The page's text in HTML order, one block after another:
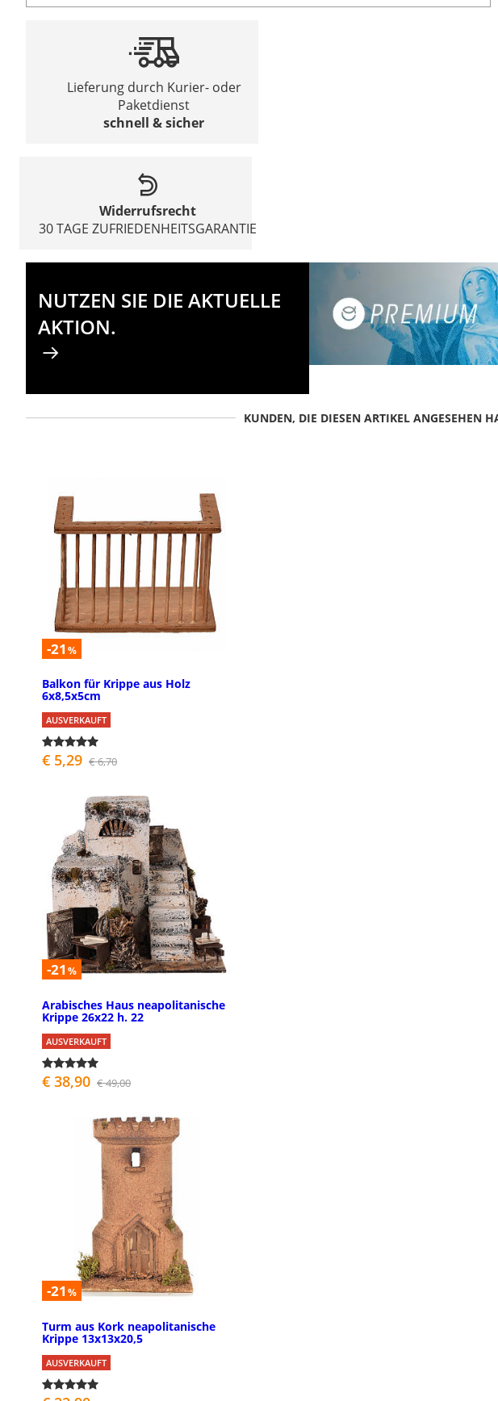
Lieferung durch Kurier- oder
Paketdienst
schnell & sicher
Widerrufsrecht
30 TAGE ZUFRIEDENHEITSGARANTIE
NUTZEN SIE DIE AKTUELLE
AKTION.
KUNDEN, DIE DIESEN ARTIKEL ANGESEHEN
-21 %
Balkon für Krippe aus Holz
6x8,5x5cm
AUSVERKAUFT
€ 5,29 € 6,70
-21 %
Arabisches Haus neapolitanische
Krippe 26x22 h. 22
AUSVERKAUFT
€ 38,90 € 49,00
-21 %
Turm aus Kork neapolitanische
Krippe 13x13x20,5
AUSVERKAUFT